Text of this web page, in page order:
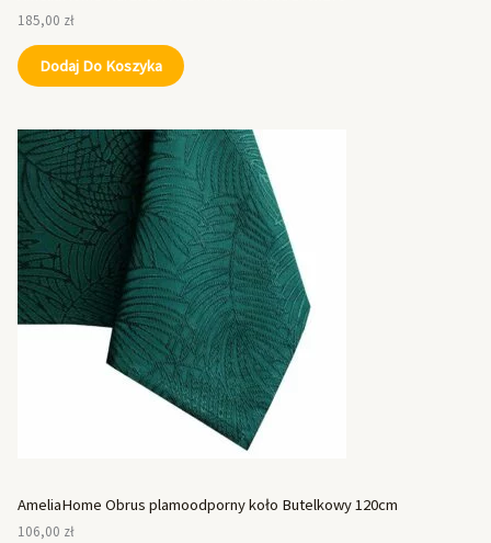
185,00 zł
Dodaj Do Koszyka
AmeliaHome Obrus plamoodporny koło Butelkowy 120cm
106,00 zł